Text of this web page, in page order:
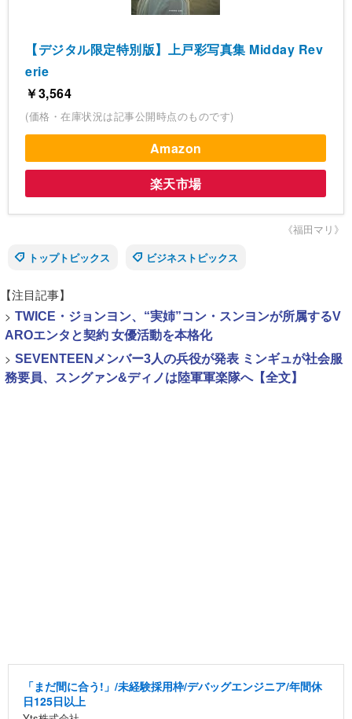
【デジタル限定特別版】上戸彩写真集 Midday Rev
erie
￥3,564
(価格・在庫状況は記事公開時点のものです)
Amazon
楽天市場
《福田マリ》
トップトピックス
ビジネストピックス
【注目記事】
> TWICE・ジョンヨン、“実姉”コン・スンヨンが所属するV
AROエンタと契約 女優活動を本格化
> SEVENTEENメンバー3人の兵役が発表 ミンギュが社会服
務要員、スングァン&ディノは陸軍軍楽隊へ【全文】
「まだ間に合う!」/未経験採用枠/デバッグエンジニア/年間休
日125日以上